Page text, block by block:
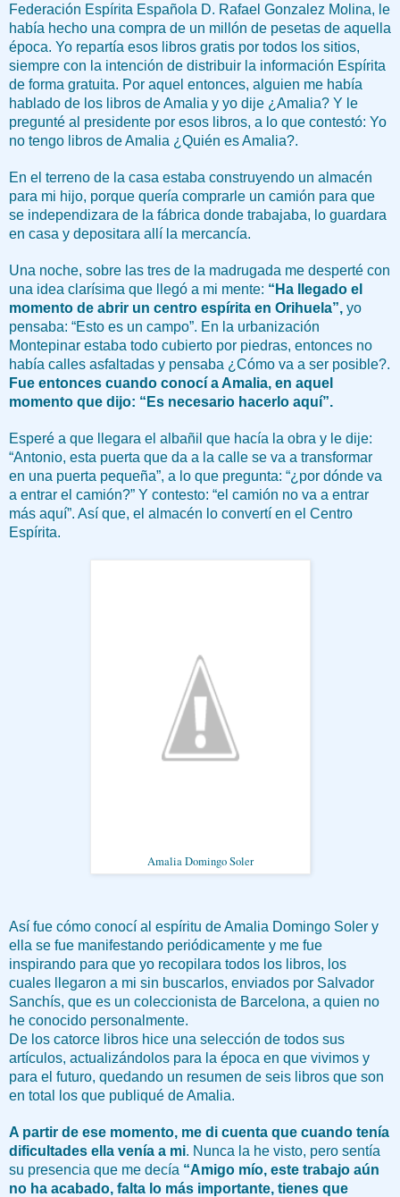
Federación Espírita Española D. Rafael Gonzalez Molina, le
había hecho una compra de un millón de pesetas de aquella
época. Yo repartía esos libros gratis por todos los sitios,
siempre con la intención de distribuir la información Espírita
de forma gratuita. Por aquel entonces, alguien me había
hablado de los libros de Amalia y yo dije ¿Amalia? Y le
pregunté al presidente por esos libros, a lo que contestó: Yo
no tengo libros de Amalia ¿Quién es Amalia?.
En el terreno de la casa estaba construyendo un almacén
para mi hijo, porque quería comprarle un camión para que
se independizara de la fábrica donde trabajaba, lo guardara
en casa y depositara allí la mercancía.
Una noche, sobre las tres de la madrugada me desperté con
una idea clarísima que llegó a mi mente: “Ha llegado el
momento de abrir un centro espírita en Orihuela”, yo
pensaba: “Esto es un campo”. En la urbanización
Montepinar estaba todo cubierto por piedras, entonces no
había calles asfaltadas y pensaba ¿Cómo va a ser posible?.
Fue entonces cuando conocí a Amalia, en aquel
momento que dijo: “Es necesario hacerlo aquí”.
Esperé a que llegara el albañil que hacía la obra y le dije:
“Antonio, esta puerta que da a la calle se va a transformar
en una puerta pequeña”, a lo que pregunta: “¿por dónde va
a entrar el camión?” Y contesto: “el camión no va a entrar
más aquí”. Así que, el almacén lo convertí en el Centro
Espírita.
Amalia Domingo Soler
Así fue cómo conocí al espíritu de Amalia Domingo Soler y
ella se fue manifestando periódicamente y me fue
inspirando para que yo recopilara todos los libros, los
cuales llegaron a mi sin buscarlos, enviados por Salvador
Sanchís, que es un coleccionista de Barcelona, a quien no
he conocido personalmente.
De los catorce libros hice una selección de todos sus
artículos, actualizándolos para la época en que vivimos y
para el futuro, quedando un resumen de seis libros que son
en total los que publiqué de Amalia.
A partir de ese momento, me di cuenta que cuando tenía
dificultades ella venía a mi. Nunca la he visto, pero sentía
su presencia que me decía “Amigo mío, este trabajo aún
no ha acabado, falta lo más importante, tienes que